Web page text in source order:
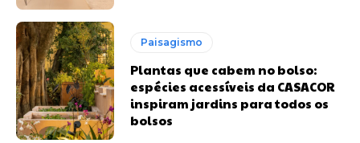
Paisagismo
Plantas que cabem no bolso:
espécies acessíveis da CASACOR
inspiram jardins para todos os
bolsos